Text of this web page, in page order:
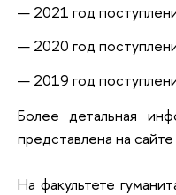
2021 год
2020 год
2019 год
Более детальная
представлена на сайте
На факультете